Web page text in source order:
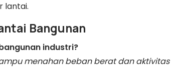
lantai.
Bangunan
industri?
menahan beban berat dan aktivitas